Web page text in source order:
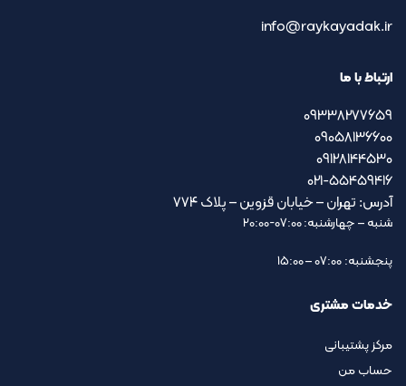
info@raykayadak.ir
ارتباط با ما
09338277659
09058136600
09128144530
021-55459416
آدرس: تهران – خیابان قزوین – پلاک ۷۷۴
شنبه – چهارشنبه: 07:00-20:00
پنجشنبه: 07:00 – 15:00
خدمات مشتری
مرکز پشتیبانی
حساب من